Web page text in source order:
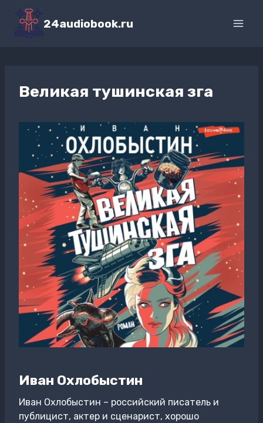
Перейти
содержимому
24audiobook.ru
Великая тушинская зга
Иван Охлобыстин
Иван Охлобыстин – российский писатель и
публицист, актер и сценарист, хорошо